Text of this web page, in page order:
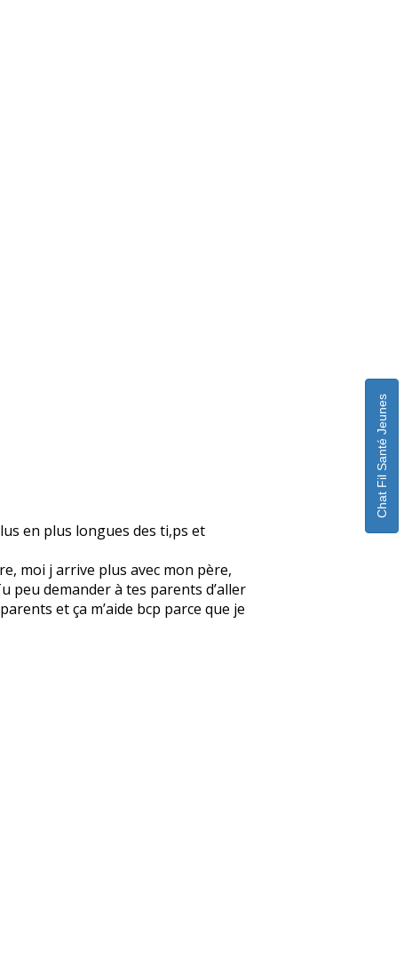
en plus longues des ti,ps et
moi j arrive plus avec mon père,
peu demander à tes parents d’aller
et ça m’aide bcp parce que je
Chat Fil Santé Jeunes